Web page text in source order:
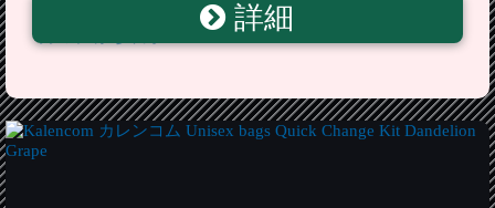
ャー ) 』 ベビー用品 出産祝い おしゃれ かわいい 日本製
詳細